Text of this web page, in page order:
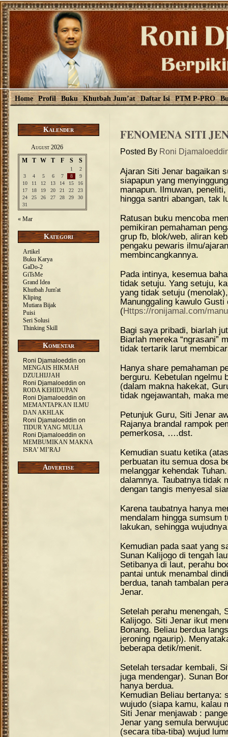
Home Profil Buku Khutbah Jum’at Daftar Isi PTM P-PRO
Kalender
August 2026
M
T W T F S S
1
2
3
4 5 6 7 8
9
10
11 12 13 14 15
16
17
18 19 20 21 22
23
24
25 26 27 28 29
30
31
« Mar
Kategori
Artikel
Buku Karya
GaDo-2
GiTsMe
Grand Idea
Khutbah Jum'at
Kliping
Mutiara Bijak
Puisi
Seri Solusi
Thinking Skill
Komentar
Roni Djamaloeddin on
MENGAIS HIKMAH
DZULHIJJAH
Roni Djamaloeddin on
RODA KEHIDUPAN
Roni Djamaloeddin on
MEMANTAPKAN ILMU
DAN AKHLAK
Roni Djamaloeddin on
TIDUR YANG MULIA
Roni Djamaloeddin on
MEMBUMIKAN MAKNA
ISRA’ MI’RAJ
Advertise
FENOMENA SITI
Posted By Roni
Ajaran Siti Jenar bagaikan
siapapun yang
manapun. Ilmuwan,
hingga santri abangan, tak
Ratusan buku mencoba
pemikiran pemahaman
grup fb, blok/web, aliran
pengaku pewaris ilmu/
membincangkannya.
Pada intinya, kesemua
tidak setuju. Yang setuju,
yang tidak setuju
Manunggaling kawulo
(Https://ronijamal.com/
Bagi saya pribadi, biarlah
Biarlah mereka “ngrasani”
tidak tertarik larut
Hanya share pemahaman
berguru. Kebetulan ngelmu
(dalam makna hakekat,
tidak ngejawantah, maka
Petunjuk Guru, Siti Jenar
Rajanya brandal rampok
pemerkosa, ….dst.
Kemudian suatu ketika
perbuatan itu semua dosa
melanggar kehendak
dalamnya. Taubatnya tidak
dengan tangis menyesal
Karena taubatnya hanya
mendalam hingga sumsum
lakukan, sehingga
Kemudian pada saat yang
Sunan Kalijogo di tengah
Setibanya di laut, perahu
pantai untuk menambal
berdua, tanah tambalan
Jenar.
Setelah perahu menengah,
Kalijogo. Siti Jenar ikut
Bonang. Beliau berdua
jeroning ngaurip).
beberapa detik/menit.
Setelah tersadar kembali,
juga mendengar). Sunan
hanya berdua.
Kemudian Beliau bertanya:
wujudo (siapa kamu, kalau
Siti Jenar menjawab :
Jenar yang semula
(secara tiba-tiba) wujud